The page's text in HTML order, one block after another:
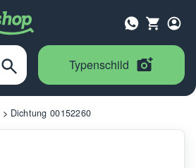
Typenschild
Dichtung 00152260